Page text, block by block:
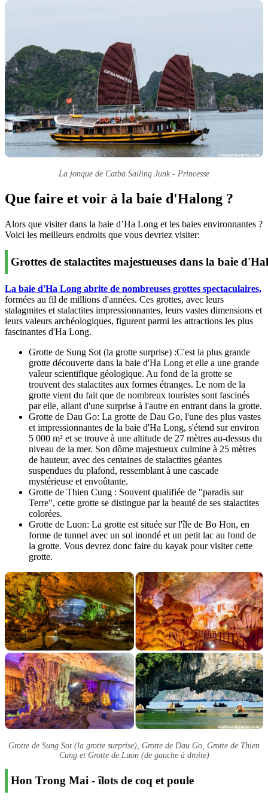
La jonque de Catba Sailing Junk - Princesse
Que faire et voir à la baie d'Halong ?
Alors que visiter dans la baie d’Ha Long et les baies environnantes ?
Voici les meilleurs endroits que vous devriez visiter:
Grottes de stalactites majestueuses dans la baie
La baie d'Ha Long abrite de nombreuses grottes spectaculaires,
formées au fil de millions d'années. Ces grottes, avec leurs
stalagmites et stalactites impressionnantes, leurs vastes dimensions et
leurs valeurs archéologiques, figurent parmi les attractions les plus
fascinantes d'Ha Long.
Grotte de Sung Sot (la grotte surprise) :C'est la plus grande
grotte découverte dans la baie d'Ha Long et elle a une grande
valeur scientifique géologique. Au fond de la grotte se
trouvent des stalactites aux formes étranges. Le nom de la
grotte vient du fait que de nombreux touristes sont fascinés
par elle, allant d'une surprise à l'autre en entrant dans la grotte.
Grotte de Dau Go: La grotte de Dau Go, l'une des plus vastes
et impressionnantes de la baie d'Ha Long, s'étend sur environ
5 000 m² et se trouve à une altitude de 27 mètres au-dessus du
niveau de la mer. Son dôme majestueux culmine à 25 mètres
de hauteur, avec des centaines de stalactites géantes
suspendues du plafond, ressemblant à une cascade
mystérieuse et envoûtante.
Grotte de Thien Cung : Souvent qualifiée de "paradis sur
Terre", cette grotte se distingue par la beauté de ses stalactites
colorées.
Grotte de Luon: La grotte est située sur l'île de Bo Hon, en
forme de tunnel avec un sol inondé et un petit lac au fond de
la grotte. Vous devrez donc faire du kayak pour visiter cette
grotte.
Grotte de Sung Sot (la grotte surprise), Grotte de Dau Go, Grotte de Thien
Cung et Grotte de Luon (de gauche à droite)
Hon Trong Mai - îlots de coq et poule